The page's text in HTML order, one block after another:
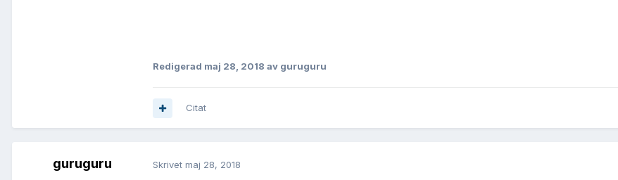
Redigerad maj 28, 2018 av guruguru
Citat
guruguru Skrivet maj 28, 2018